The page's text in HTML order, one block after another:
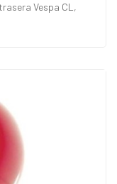
Vespa CL,